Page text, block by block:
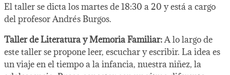
El taller se dicta los martes de 18:30 a 20 y está a cargo
del profesor Andrés Burgos.
Taller de Literatura y Memoria Familiar:A lo largo de
este taller se propone leer, escuchar y escribir. La idea es
un viaje en el tiempo a la infancia, nuestra niñez, la